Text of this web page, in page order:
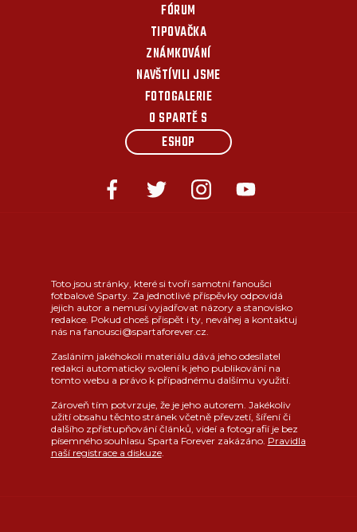
FÓRUM
TIPOVAČKA
ZNÁMKOVÁNÍ
NAVŠTÍVILI JSME
FOTOGALERIE
O SPARTĚ S
ESHOP
Toto jsou stránky, které si tvoří samotní fanoušci
fotbalové Sparty. Za jednotlivé příspěvky odpovídá
jejich autor a nemusí vyjadřovat názory a stanovisko
redakce. Pokud chceš přispět i ty, neváhej a kontaktuj
nás na fanousci@spartaforever.cz.
Zasláním jakéhokoli materiálu dává jeho odesílatel
redakci automaticky svolení k jeho publikování na
tomto webu a právo k případnému dalšímu využití.
Zároveň tím potvrzuje, že je jeho autorem. Jakékoliv
užití obsahu těchto stránek včetně převzetí, šíření či
dalšího zpřístupňování článků, videí a fotografií je bez
písemného souhlasu Sparta Forever zakázáno. Pravidla
naší registrace a diskuze.